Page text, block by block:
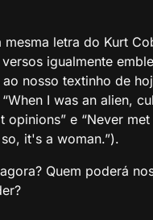
mesma letra do Kurt
igualmente
ao nosso textinho de
I was an alien,
opinions” e “Never
it's a woman.”).
Quem poderá